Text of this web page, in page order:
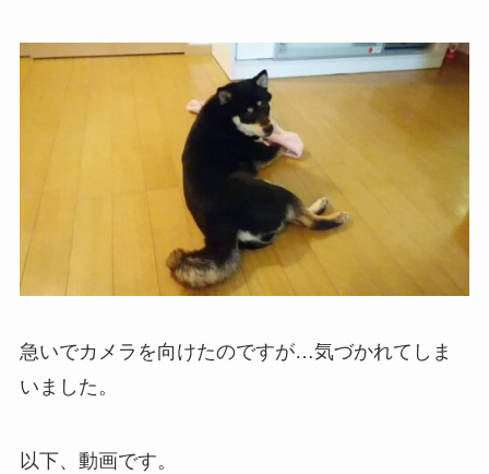
急いでカメラを向けたのですが…気づかれてしま
いました。
以下、動画です。